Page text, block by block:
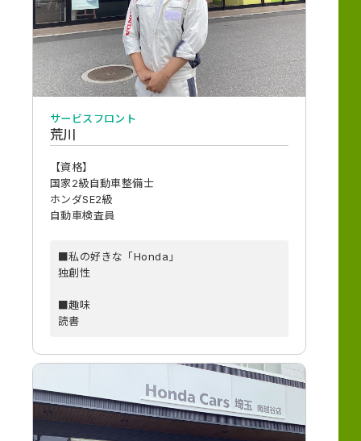
サービスフロント
荒川
【資格】
国家2級自動車整備士
ホンダSE2級
自動車検査員
■私の好きな「Honda」
独創性
■趣味
読書